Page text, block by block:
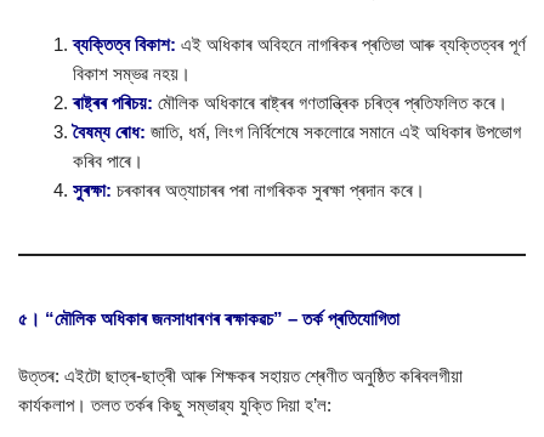
ব্যক্তিত্ব বিকাশ: এই অধিকাৰ অবিহনে নাগৰিকৰ প্ৰতিভা আৰু ব্যক্তিত্বৰ পূৰ্ণ
বিকাশ সম্ভৱ নহয়।
ৰাষ্ট্ৰৰ পৰিচয়: মৌলিক অধিকাৰে ৰাষ্ট্ৰৰ গণতান্ত্ৰিক চৰিত্ৰ প্ৰতিফলিত কৰে।
বৈষম্য ৰোধ: জাতি, ধৰ্ম, লিংগ নিৰ্বিশেষে সকলোৱে সমানে এই অধিকাৰ উপভোগ
কৰিব পাৰে।
সুৰক্ষা: চৰকাৰৰ অত্যাচাৰৰ পৰা নাগৰিকক সুৰক্ষা প্ৰদান কৰে।
৫। “মৌলিক অধিকাৰ জনসাধাৰণৰ ৰক্ষাকৱচ” – তৰ্ক প্ৰতিযোগিতা
উত্তৰ: এইটো ছাত্ৰ-ছাত্ৰী আৰু শিক্ষকৰ সহায়ত শ্ৰেণীত অনুষ্ঠিত কৰিবলগীয়া
কাৰ্যকলাপ। তলত তৰ্কৰ কিছু সম্ভাৱ্য যুক্তি দিয়া হ’ল: